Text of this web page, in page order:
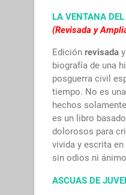
LA VENTANA
(Revisada y
Ediciónrevisada
biografía de una
posguerra civil
tiempo. No es
hechos
es un libro
dolorosos para
vivida y escrita
sin odios ni
ASCUAS DE